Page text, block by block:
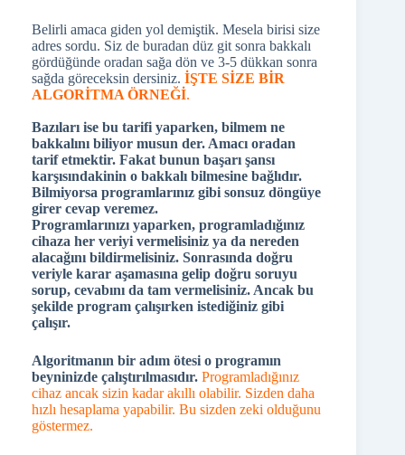
Belirli amaca giden yol demiştik. Mesela birisi size
adres sordu. Siz de buradan düz git sonra bakkalı
gördüğünde oradan sağa dön ve 3-5 dükkan sonra
sağda göreceksin dersiniz. İŞTE SİZE BİR
ALGORİTMA ÖRNEĞİ.
Bazıları ise bu tarifi yaparken, bilmem ne
bakkalını biliyor musun der. Amacı oradan
tarif etmektir. Fakat bunun başarı şansı
karşısındakinin o bakkalı bilmesine bağlıdır.
Bilmiyorsa programlarınız gibi sonsuz döngüye
girer cevap veremez.
Programlarınızı yaparken, programladığınız
cihaza her veriyi vermelisiniz ya da nereden
alacağını bildirmelisiniz. Sonrasında doğru
veriyle karar aşamasına gelip doğru soruyu
sorup, cevabını da tam vermelisiniz. Ancak bu
şekilde program çalışırken istediğiniz gibi
çalışır.
Algoritmanın bir adım ötesi o programın
beyninizde çalıştırılmasıdır. Programladığınız
cihaz ancak sizin kadar akıllı olabilir. Sizden daha
hızlı hesaplama yapabilir. Bu sizden zeki olduğunu
göstermez.